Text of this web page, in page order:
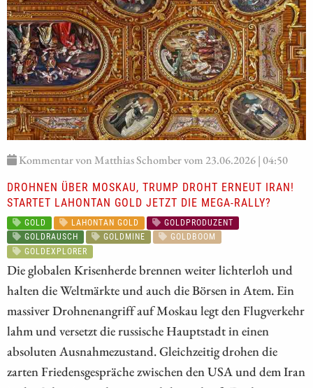
Kommentar von Matthias Schomber vom 23.06.2026 | 04:50
DROHNEN ÜBER MOSKAU, TRUMP DROHT ERNEUT IRAN!
STARTET LAHONTAN GOLD JETZT DIE MEGA-RALLY?
GOLD LAHONTAN GOLD
GOLDPRODUZENT
GOLDRAUSCH
GOLDMINE
GOLDBOOM
GOLDEXPLORER
Die globalen Krisenherde brennen weiter lichterloh und
halten die Weltmärkte und auch die Börsen in Atem. Ein
massiver Drohnenangriff auf Moskau legt den Flugverkehr
lahm und versetzt die russische Hauptstadt in einen
absoluten Ausnahmezustand. Gleichzeitig drohen die
zarten Friedensgespräche zwischen den USA und dem Iran